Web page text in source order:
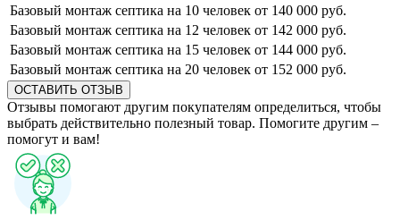
Базовый монтаж септика на 10 человек от 140 000 руб.
Базовый монтаж септика на 12 человек от 142 000 руб.
Базовый монтаж септика на 15 человек от 144 000 руб.
Базовый монтаж септика на 20 человек от 152 000 руб.
ОСТАВИТЬ ОТЗЫВ
Отзывы помогают другим покупателям определиться, чтобы
выбрать действительно полезный товар. Помогите другим –
помогут и вам!